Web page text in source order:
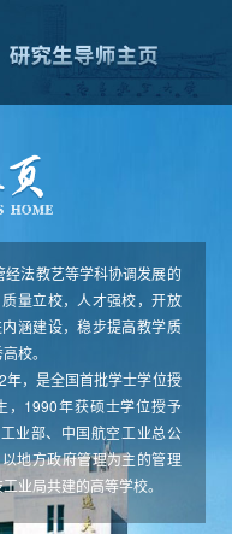
法教艺等学科协调发展的
量立校，人才强校，开放
涵建设，稳步提高教学质
校。
，是全国首批学士学位授
，1990年获硕士学位授予
业部、中国航空工业总公
地方政府管理为主的管理
业局共建的高等学校。